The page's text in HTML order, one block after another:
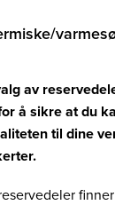
av
å sikre at du
til dine